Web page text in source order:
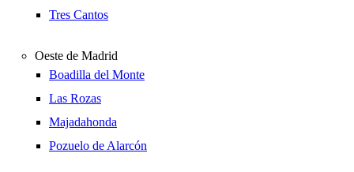
Tres Cantos
Oeste de Madrid
Boadilla del Monte
Las Rozas
Majadahonda
Pozuelo de Alarcón